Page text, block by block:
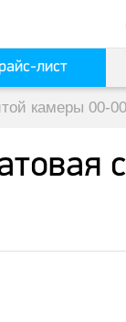
лист
камеры 00-